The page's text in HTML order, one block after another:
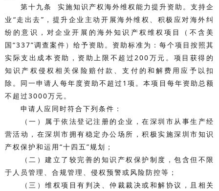
第十九条 实施知识产权海外维权能力提升资助。支持企
业“走出去”，提升企业主动开展海外维权、积极应对海外纠
纷的意识，对企业开展的海外知识产权维权项目（不含美
国“337”调查案件）给予资助。资助标准为：每个项目按照其
实际支出成本资助，资助上限不超过200万元。项目获得的
知识产权侵权相关保险赔付款、支付的和解费用应予以扣
除。同一申请人每年度资助不超过1项。本项目每年资助总额
不超过3000万元。
申请人应同时符合下列条件：
（一）属于依法登记注册的企业，在深圳市从事生产经
营活动，在深圳市拥有稳定办公场所，积极实施深圳市知识
产权保护和运用“十四五”规划；
（二）建立了较完善的知识产权保护制度，包含但不限
于人员管理、合规管理、侵权预警或风险防控等；
（三）维权项目有判决、仲裁裁决或和解协议，且相关